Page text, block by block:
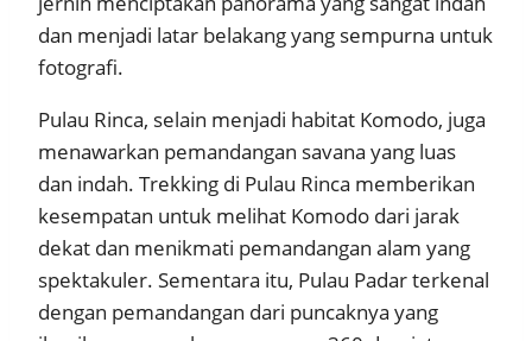
dan menjadi latar belakang yang sempurna untuk
fotografi.
Pulau Rinca, selain menjadi habitat Komodo, juga
menawarkan pemandangan savana yang luas
dan indah. Trekking di Pulau Rinca memberikan
kesempatan untuk melihat Komodo dari jarak
dekat dan menikmati pemandangan alam yang
spektakuler. Sementara itu, Pulau Padar terkenal
dengan pemandangan dari puncaknya yang